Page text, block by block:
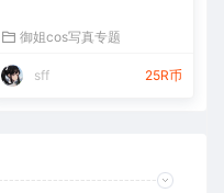
御姐cos写真专题
sff 25R币